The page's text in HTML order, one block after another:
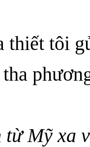
thiết tôi
từ Mỹ xa